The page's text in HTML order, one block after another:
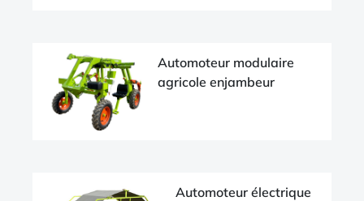
Automoteur modulaire
agricole enjambeur
Automoteur électrique